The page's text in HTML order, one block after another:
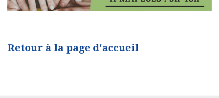
Retour à la page d'accueil